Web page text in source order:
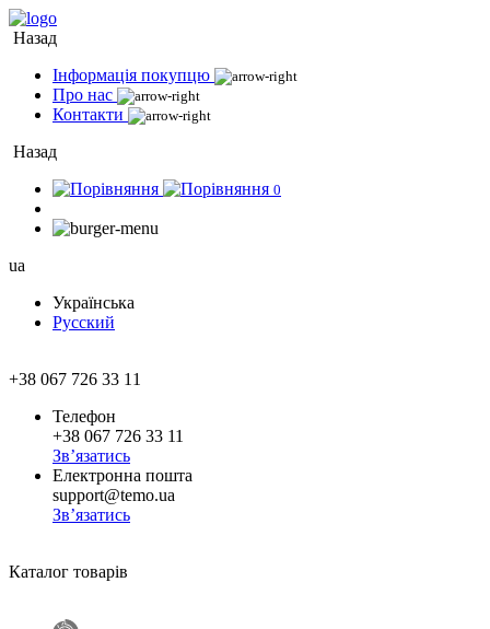
Назад
Інформація покупцю
Про нас
Контакти
Назад
0
ua
Українська
Русский
+38 067 726 33 11
Телефон
+38 067 726 33 11
Зв’язатись
Електронна пошта
support@temo.ua
Зв’язатись
Каталог товарів